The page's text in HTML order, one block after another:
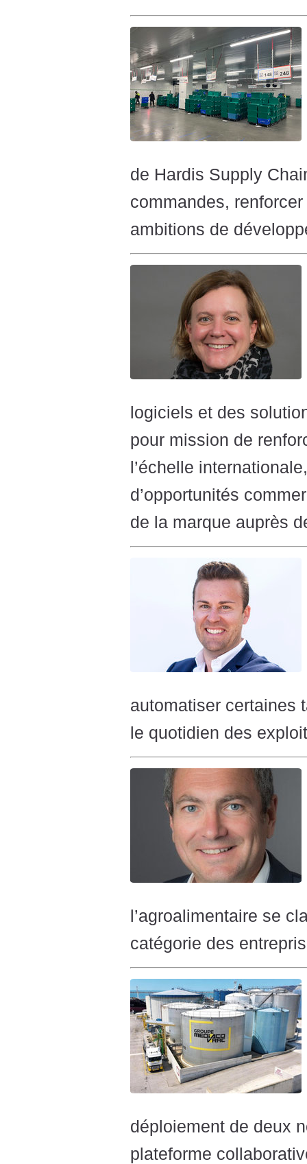
de Hardis Supply
commandes,
ambitions de
logiciels et des
pour mission de
l’échelle
d’opportunités
de la marque auprès
automatiser certaines
le quotidien des
l’agroalimentaire se
catégorie des
déploiement de deux
plateforme